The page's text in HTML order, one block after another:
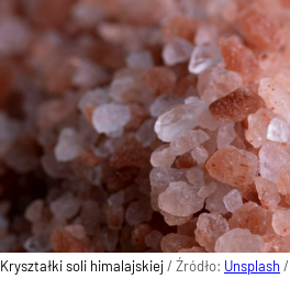
Kryształki soli himalajskiej/ Źródło: Unsplash /